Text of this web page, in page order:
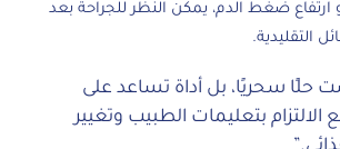
ضغط الدم، يمكن النظر للجراحة بعد
التقليدية.
حلًا سحريًا، بل أداة تساعد على
الالتزام بتعليمات الطبيب وتغيير